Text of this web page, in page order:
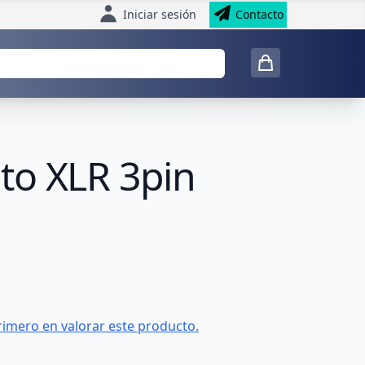
Iniciar sesión Contacto
XLR 3pin
en valorar este producto.